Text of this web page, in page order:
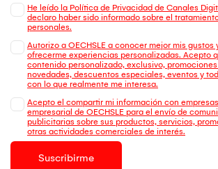
He leído la Política de Privacidad de Canales
declaro haber sido informado sobre el
personales.
Autorizo a OECHSLE a conocer mejor mis
ofrecerme experiencias personalizadas. Acepto
contenido personalizado, exclusivo,
novedades, descuentos especiales, eventos y
con lo que realmente me interesa.
Acepto el compartir mi información con
empresarial de OECHSLE para el envío de
publicitarias sobre sus productos, servicios,
otras actividades comerciales de interés.
Suscribirme